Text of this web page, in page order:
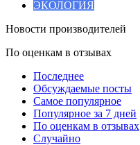
ЭКОЛОГИЯ
Новости производителей
По оценкам в отзывах
Последнее
Обсуждаемые посты
Самое популярное
Популярное за 7 дней
По оценкам в отзывах
Случайно